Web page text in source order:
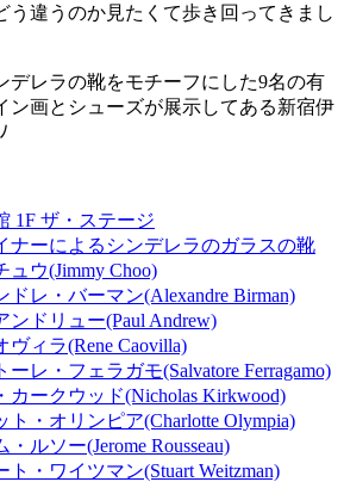
う違うのか見たくて歩き回ってきまし
デレラの靴をモチーフにした9名の有
ン画とシューズが展示してある新宿伊
1F ザ・ステージ
ナーによるシンデレラのガラスの靴
ュウ(Jimmy Choo)
ドレ・バーマン(Alexandre Birman)
ンドリュー(Paul Andrew)
ヴィラ(Rene Caovilla)
ーレ・フェラガモ(Salvatore Ferragamo)
カークウッド(Nicholas Kirkwood)
ト・オリンピア(Charlotte Olympia)
・ルソー(Jerome Rousseau)
ト・ワイツマン(Stuart Weitzman)